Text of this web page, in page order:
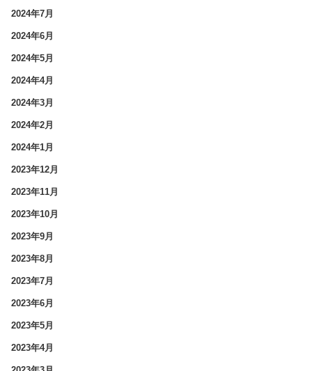
2024年7月
2024年6月
2024年5月
2024年4月
2024年3月
2024年2月
2024年1月
2023年12月
2023年11月
2023年10月
2023年9月
2023年8月
2023年7月
2023年6月
2023年5月
2023年4月